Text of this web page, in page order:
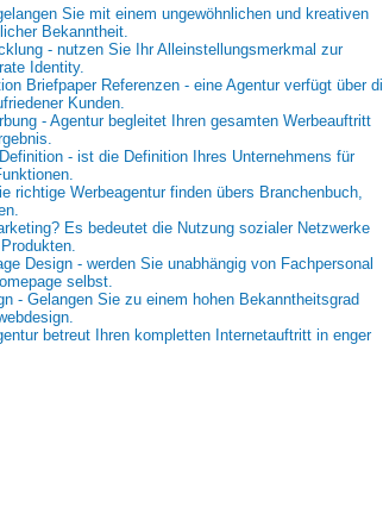
Sie mit einem ungewöhnlichen und kreativen
Bekanntheit.
- nutzen Sie Ihr Alleinstellungsmerkmal zur
Identity.
Briefpaper Referenzen - eine Agentur verfügt über
Kunden.
- Agentur begleitet Ihren gesamten Werbeauftritt
- ist die Definition Ihres Unternehmens für
richtige Werbeagentur finden übers Branchenbuch,
Es bedeutet die Nutzung sozialer Netzwerke
Design - werden Sie unabhängig von Fachpersonal
selbst.
- Gelangen Sie zu einem hohen Bekanntheitsgrad
betreut Ihren kompletten Internetauftritt in enger